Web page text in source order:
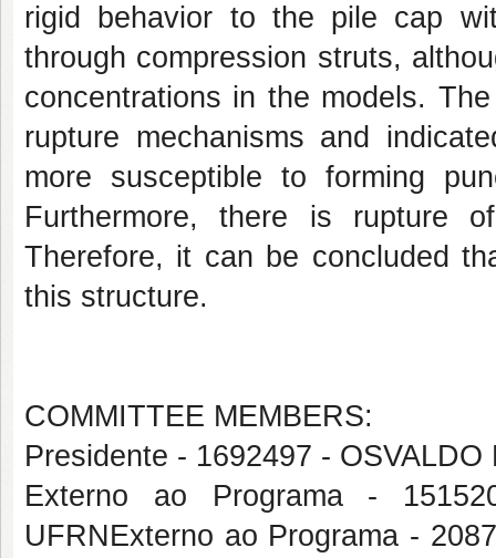
rigid behavior to the pile cap
through compression struts,
concentrations in the models.
rupture mechanisms and
more susceptible to forming
Furthermore, there is rupture
Therefore, it can be concluded
this structure.
COMMITTEE MEMBERS:
Presidente - 1692497 -
Externo ao Programa -
UFRNExterno ao Programa -